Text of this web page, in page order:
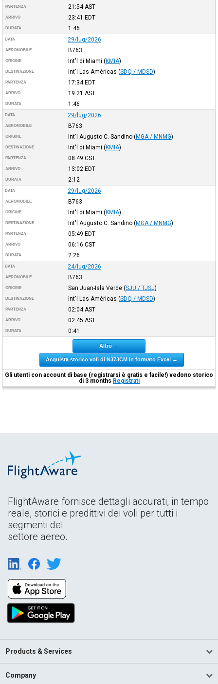
PARTENZA 21:54 AST
ARRIVO 23:41 EDT
DURATA 1:46
DATA 29/lug/2026
AEROMOBILE B763
ORIGINE Int'l di Miami (KMIA)
DESTINAZIONE Int'l Las Américas (SDQ / MDSD)
PARTENZA 17:34EDT
ARRIVO 19:21 AST
DURATA 1:46
DATA 29/lug/2026
AEROMOBILE B763
ORIGINE Int'l Augusto C. Sandino (MGA / MNMG)
DESTINAZIONE Int'l di Miami (KMIA)
PARTENZA 08:49 CST
ARRIVO 13:02 EDT
DURATA 2:12
DATA 29/lug/2026
AEROMOBILE B763
ORIGINE Int'l di Miami (KMIA)
DESTINAZIONE Int'l Augusto C. Sandino (MGA / MNMG)
PARTENZA 05:49 EDT
ARRIVO 06:16 CST
DURATA 2:26
DATA 24/lug/2026
AEROMOBILE B763
ORIGINE San Juan-Isla Verde (SJU / TJSJ)
DESTINAZIONE Int'l Las Américas (SDQ / MDSD)
PARTENZA 02:04 AST
ARRIVO 02:45 AST
DURATA 0:41
Altro →
Acquista storico voli di N373CM in formato Excel →
Gli utenti con account di base (registrarsi è gratis e facile!) vedono storico
di 3 months Registrati
FlightAware fornisce dettagli accurati, in tempo
reale, storici e predittivi dei voli per tutti i
segmenti del
settore aereo.
Products & Services
Company